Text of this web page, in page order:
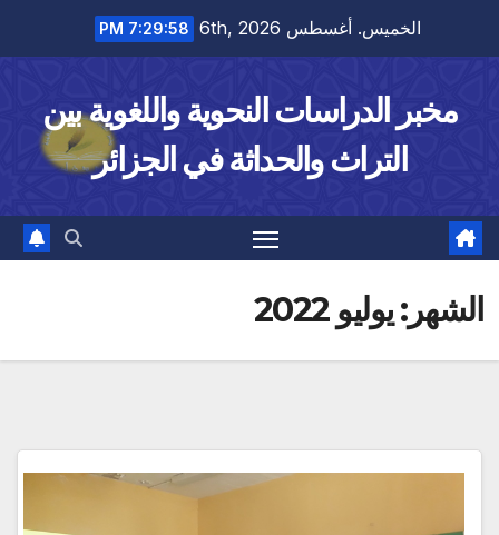
الخميس. أغسطس 6th, 2026 7:29:59 PM
مخبر الدراسات النحوية واللغوية بين
التراث والحداثة في الجزائر
الشهر:يوليو 2022